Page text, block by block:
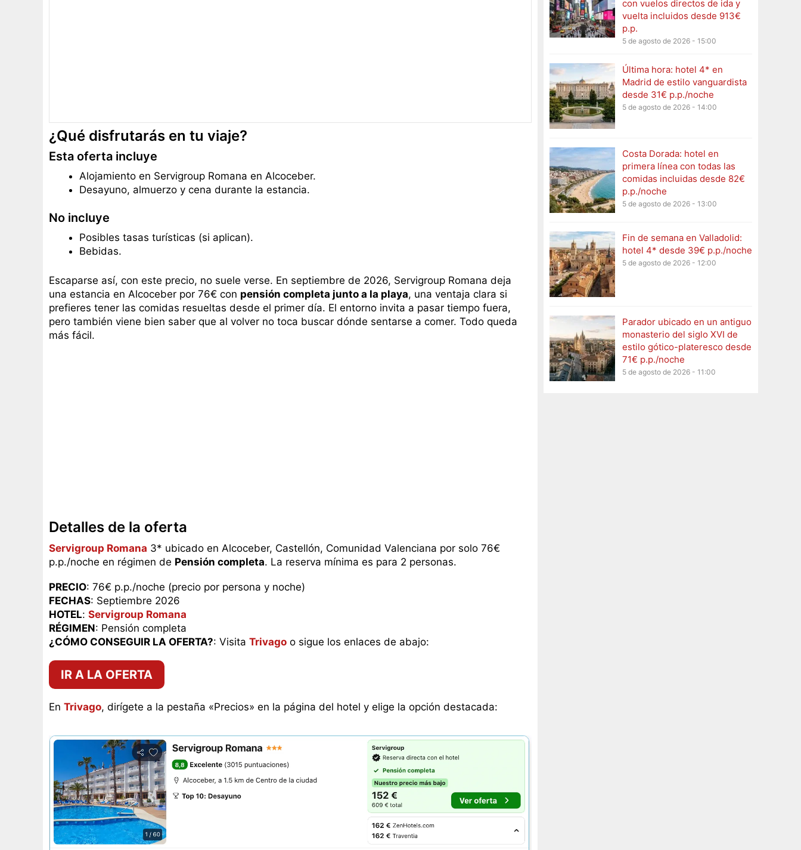
¿Qué disfrutarás en tu viaje?
Esta oferta incluye
Alojamiento en Servigroup Romana en Alcoceber.
Desayuno, almuerzo y cena durante la estancia.
No incluye
Posibles tasas turísticas (si aplican).
Bebidas.
Escaparse así, con este precio, no suele verse. En septiembre de 2026, Servigroup Romana deja
una estancia en Alcoceber por 76€ con pensión completa junto a la playa, una ventaja clara si
prefieres tener las comidas resueltas desde el primer día. El entorno invita a pasar tiempo fuera,
pero también viene bien saber que al volver no toca buscar dónde sentarse a comer. Todo queda
más fácil.
Detalles de la oferta
Servigroup Romana 3* ubicado en Alcoceber, Castellón, Comunidad Valenciana por solo 76€
p.p./noche en régimen de Pensión completa. La reserva mínima es para 2 personas.
PRECIO: 76€ p.p./noche (precio por persona y noche)
FECHAS: Septiembre 2026
HOTEL: Servigroup Romana
RÉGIMEN: Pensión completa
¿CÓMO CONSEGUIR LA OFERTA?: Visita Trivago o sigue los enlaces de abajo:
IR A LA OFERTA
En Trivago, dirígete a la pestaña «Precios» en la página del hotel y elige la opción destacada:
con vuelos directos de ida y
vuelta incluidos desde 913€
p.p.
5 de agosto de 2026 - 15:00
Última hora: hotel 4* en
Madrid de estilo vanguardista
desde 31€ p.p./noche
5 de agosto de 2026 - 14:00
Costa Dorada: hotel en
primera línea con todas las
comidas incluidas desde 82€
p.p./noche
5 de agosto de 2026 - 13:00
Fin de semana en Valladolid:
hotel 4* desde 39€ p.p./noche
5 de agosto de 2026 - 12:00
Parador ubicado en un antiguo
monasterio del siglo XVI de
estilo gótico-plateresco desde
71€ p.p./noche
5 de agosto de 2026 - 11:00